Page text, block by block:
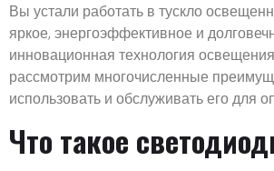
Вы устали работать в тускло
яркое, энергоэффективное и
инновационная технология
рассмотрим многочисленные
использовать и обслуживать его для
Что такое